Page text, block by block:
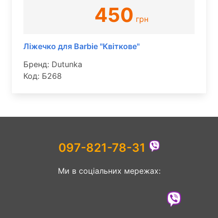
450 грн
Ліжечко для Barbie "Квіткове"
Бренд: Dutunka
Код: Б268
097-821-78-31
Ми в соціальних мережах: